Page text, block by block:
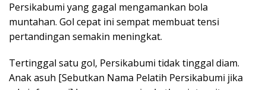
Persikabumi yang gagal mengamankan bola
muntahan. Gol cepat ini sempat membuat tensi
pertandingan semakin meningkat.
Tertinggal satu gol, Persikabumi tidak tinggal diam.
Anak asuh [Sebutkan Nama Pelatih Persikabumi jika